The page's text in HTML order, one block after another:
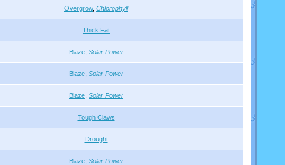
Overgrow, Chlorophyll
Thick Fat
Blaze Solar Power
Blaze Solar Power
Blaze Solar Power
Tough Claws
Drought
Blaze Solar Power